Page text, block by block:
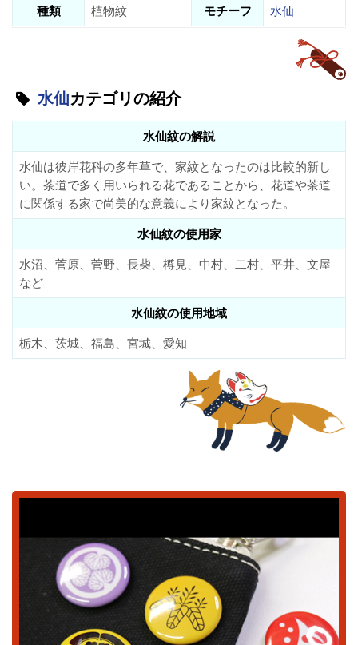
種類
植物紋 モチーフ 水仙
水仙カテゴリの紹介
水仙紋の解説
水仙は彼岸花科の多年草で、家紋となったのは比較的新し
い。茶道で多く用いられる花であることから、花道や茶道
に関係する家で尚美的な意義により家紋となった。
水仙紋の使用家
水沼、菅原、菅野、長柴、樽見、中村、二村、平井、文屋
など
水仙紋の使用地域
栃木、茨城、福島、宮城、愛知